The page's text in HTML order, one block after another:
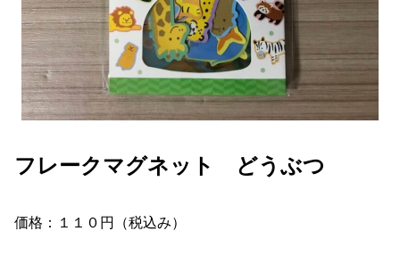
フレークマグネット どうぶつ
価格：１１０円（税込み）